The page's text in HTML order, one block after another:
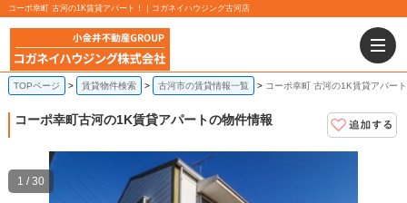
コーポ幸町 古河の1K賃貸アパート！｜コガネイハウジング古河店
TOPページ 賃貸物件検索 古河市の賃貸情報一覧 コーポ幸町 古河の1K賃貸アパート
コーポ幸町古河の1K賃貸アパートの物件情報
1 / 30